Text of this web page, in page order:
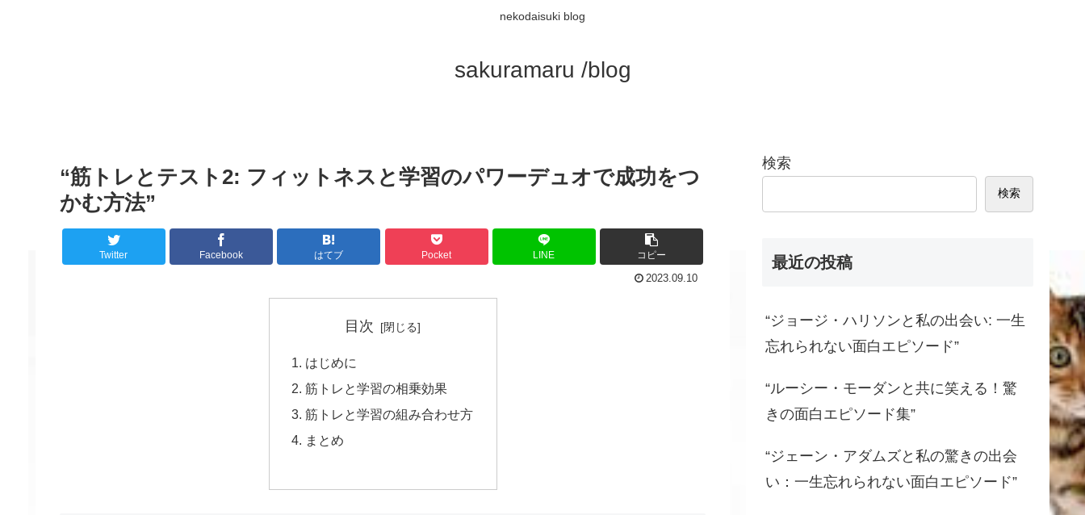
nekodaisuki blog
sakuramaru /blog
“筋トレとテスト2: フィットネスと学習のパワーデュオで成功をつ
かむ方法”
Twitter Facebook はてブ Pocket LINE コピー
2023.09.10
目次
はじめに
筋トレと学習の相乗効果
筋トレと学習の組み合わせ方
まとめ
検索
検索
最近の投稿
“ジョージ・ハリソンと私の出会い: 一生
忘れられない面白エピソード”
“ルーシー・モーダンと共に笑える！驚
きの面白エピソード集”
“ジェーン・アダムズと私の驚きの出会
い：一生忘れられない面白エピソード”